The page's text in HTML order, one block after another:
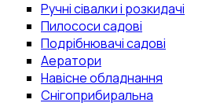
Ручні сівалки і розкидачі
Пилососи садові
Подрібнювачі садові
Аератори
Навісне обладнання
Снігоприбиральна